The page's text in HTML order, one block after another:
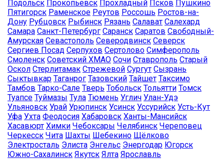
Подольск Прокопьевск Прохладный Псков Пушкино
Пятигорск Раменское Реутов Россошь Ростов-на-
Дону Рубцовск Рыбинск Рязань Салават Салехард
Самара Санкт-Петербург Саранск Саратов Свободный-
Амурская Севастополь Северодвинск Северск
Сергиев Посад Серпухов Сертолово Симферополь
Смоленск Советский ХМАО Сочи Ставрополь Старый
Оскол Стерлитамак Стрежевой Сургут Сызрань
Сыктывкар Таганрог Тазовский Тайшет Таксимо
Тамбов Тарко-Сале Тверь Тобольск Тольятти Томск
Туапсе Туймазы Тула Тюмень Углич Улан-Удэ
Ульяновск Урай Урюпинск Усинск Уссурийск Усть-Кут
Уфа Ухта Феодосия Хабаровск Ханты-Мансийск
Хасавюрт Химки Чебоксары Челябинск Череповец
Черкесск Чита Шахты Шебекино Щёлково
Электросталь Элиста Энгельс Энергодар Югорск
Южно-Сахалинск Якутск Ялта Ярославль